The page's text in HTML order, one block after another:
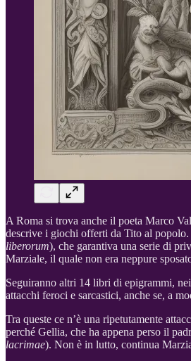
A Roma si trova anche il poeta Marco
descrive i giochi offerti da Tito al
liberorum), che garantiva una serie di
Marziale, il quale non era neppure
Seguiranno altri 14 libri di epigrammi,
attacchi feroci e sarcastici, anche se, a
Tra queste ce n’è una ripetutamente
perché Gellia, che ha appena perso il
lacrimae). Non è in lutto, continua